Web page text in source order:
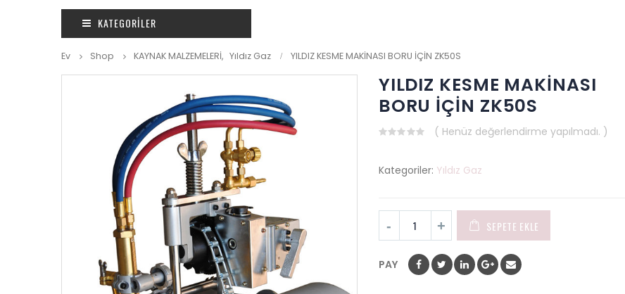
KATEGORILER
Ev Shop KAYNAK MALZEMELERİ, Yıldız Gaz YILDIZ KESME MAKİNASI BORU İÇİN ZK50S
YILDIZ KESME MAKİNASI
BORU İÇİN ZK50S
5
( Henüz değerlendirme yapılmadı. )
Kategoriler: Yıldız Gaz
SEPETE EKLE
PAY